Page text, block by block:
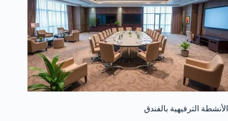
الأنشطة الترفيهية بالفندق